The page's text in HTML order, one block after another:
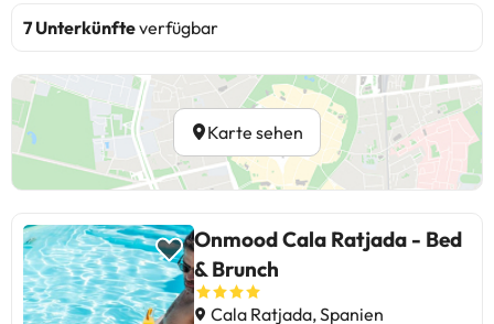
7 Unterkünfteverfügbar
Karte sehen
Onmood Cala Ratjada - Bed
& Brunch
Cala Ratjada, Spanien